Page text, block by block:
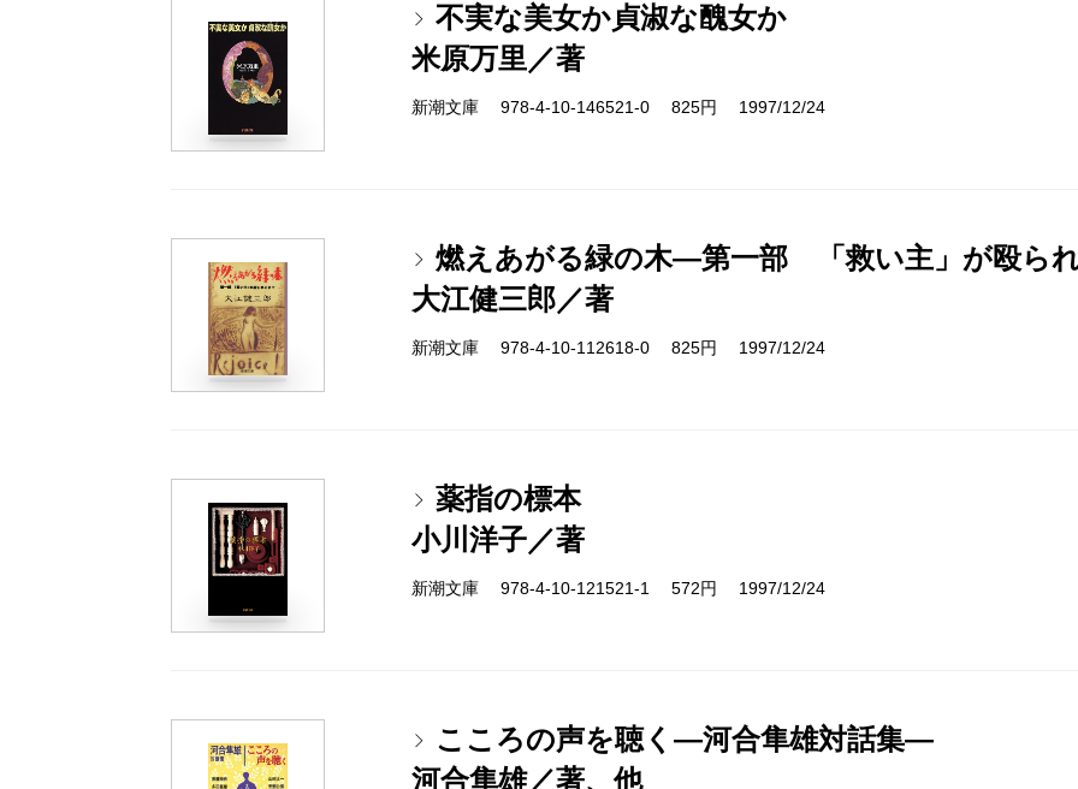
不実な美女か貞淑な醜女か
米原万里／著
新潮文庫 978-4-10-146521-0 825円 1997/12/24
燃えあがる緑の木―第一部 「救い主」が殴ら
大江健三郎／著
新潮文庫 978-4-10-112618-0 825円 1997/12/24
薬指の標本
小川洋子／著
新潮文庫 978-4-10-121521-1 572円 1997/12/24
こころの声を聴く―河合隼雄対話集―
河合隼雄／著、他